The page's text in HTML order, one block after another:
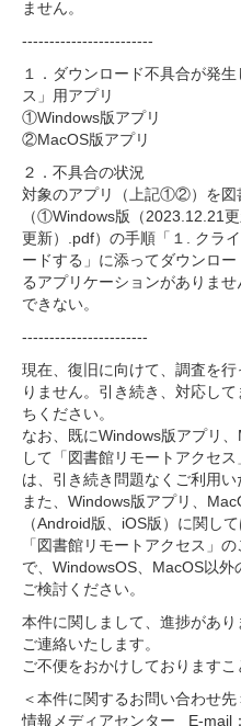
ません。
------------------------
１．ダウンロード不具合が発
ス」用アプリ
①Windows版アプリ
②MacOS版アプリ
２．不具合の状況
対象のアプリ（上記①②）を図
（①Windows版（2023.12.21
更新）.pdf）の手順「１. クラ
ードする」に添ってダウンロ
るアプリケーションがありま
できない。
-----------------------
現在、復旧に向けて、調査を
りません。引き続き、対応し
ちください。
なお、既にWindows版アプリ
して「図書館リモートアクセ
は、引き続き問題なくご利用い
また、Windows版アプリ、
（Android版、iOS版）に関し
「図書館リモートアクセス」
で、WindowsOS、MacOS以
ご検討ください。
本件に関しまして、進捗があ
ご連絡いたします。
ご不便をおかけしておりますこ
＜本件に関するお問い合わせ先
情報メディアセンター E-mail：